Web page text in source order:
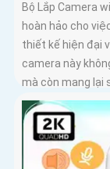
Bộ Lắp Camera
hoàn hảo cho
thiết kế hiện đại
camera này
mà còn mang lại